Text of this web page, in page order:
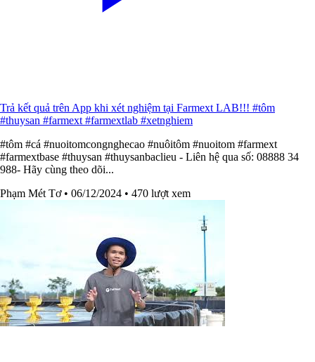
Trả kết quả trên App khi xét nghiệm tại Farmext LAB!!! #tôm
#thuysan #farmext #farmextlab #xetnghiem
#tôm #cá #nuoitomcongnghecao #nuôitôm #nuoitom #farmext
#farmextbase #thuysan #thuysanbaclieu - Liên hệ qua số: 08888 34
988- Hãy cùng theo dõi...
Phạm Mét Tơ • 06/12/2024 • 470 lượt xem